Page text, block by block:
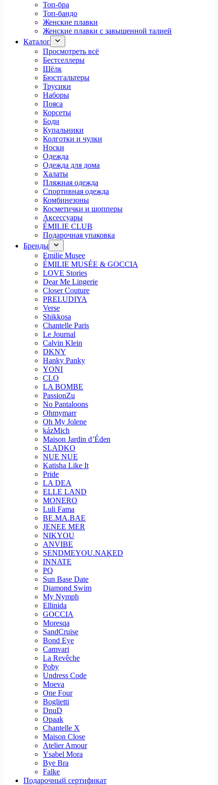
Топ-бра
Топ-бандо
Женские плавки
Женские плавки с завышенной талией
Каталог
Просмотреть всё
Бестселлеры
Шёлк
Бюстгальтеры
Трусики
Наборы
Пояса
Корсеты
Боди
Купальники
Колготки и чулки
Носки
Одежда
Одежда для дома
Халаты
Пляжная одежда
Спортивная одежда
Комбинезоны
Косметички и шопперы
Аксессуары
ÉMILIE CLUB
Подарочная упаковка
Бренды
Emilie Musee
ÉMILIE MUSÉE & GOCCIA
LOVE Stories
Dear Me Lingerie
Closer Couture
PRELUDIYA
Verse
Shikkosa
Chantelle Paris
Le Journal
Calvin Klein
DKNY
Hanky Panky
YONI
CLO
LA BOMBE
PassionZu
No Pantaloons
Ohmymarr
Oh My Jolene
kázMich
Maison Jardin d’Éden
SLADKO
NUE NUE
Katisha Like It
Pride
LA DEA
ELLE LAND
MONERO
Luli Fama
BE.MA.BAE
JENEE MER
NIKYOU
ANVIBE
SENDMEYOU.NAKED
INNATE
PQ
Sun Base Date
Diamond Swim
My Nymph
Ellinida
GOCCIA
Moresqa
SandCruise
Bond Eye
Camvari
La Revêche
Poby
Undress Code
Moeva
One Four
Boglietti
DnuD
Opaak
Chantelle X
Maison Close
Atelier Amour
Ysabel Mora
Bye Bra
Falke
Подарочный сертификат